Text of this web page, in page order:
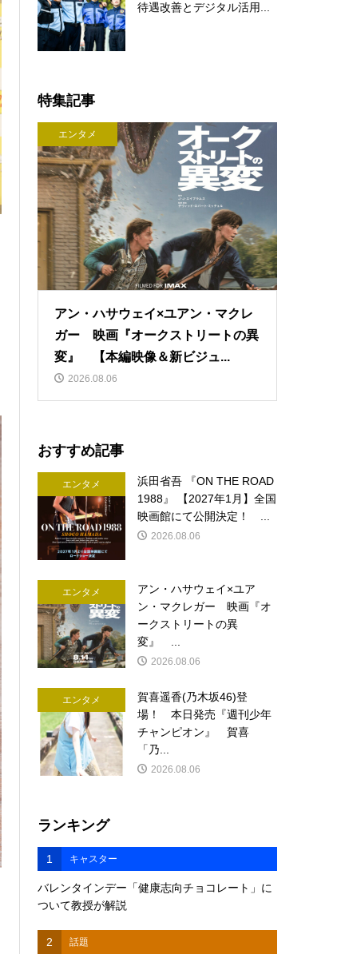
待遇改善とデジタル活用...
特集記事
エンタメ
アン・ハサウェイ×ユアン・マクレ
ガー 映画『オークストリートの異
変』 【本編映像＆新ビジュ...
2026.08.06
おすすめ記事
エンタメ
浜田省吾 『ON THE ROAD
1988』 【2027年1月】全国
映画館にて公開決定！ ...
2026.08.06
エンタメ
アン・ハサウェイ×ユア
ン・マクレガー 映画『オ
ークストリートの異
変』 ...
2026.08.06
エンタメ
賀喜遥香(乃木坂46)登
場！ 本日発売『週刊少年
チャンピオン』 賀喜
「乃...
2026.08.06
ランキング
1 キャスター
バレンタインデー「健康志向チョコレート」に
ついて教授が解説
2 話題